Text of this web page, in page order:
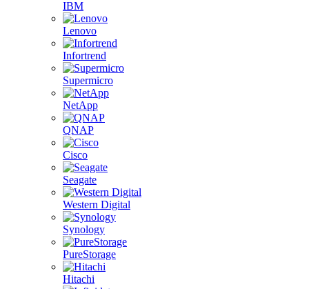
IBM
Lenovo
Infortrend
Supermicro
NetApp
QNAP
Cisco
Seagate
Western Digital
Synology
PureStorage
Hitachi